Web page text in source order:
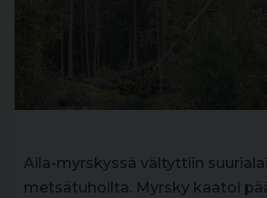
Aila-myrskyssä vältyttiin
metsätuhoilta. Myrsky kaatoi